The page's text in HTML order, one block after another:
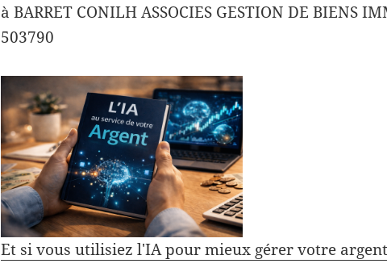
à BARRET CONILH ASSOCIES GESTION DE BIENS
503790
Et si vous utilisiez l'IA pour mieux gérer votre